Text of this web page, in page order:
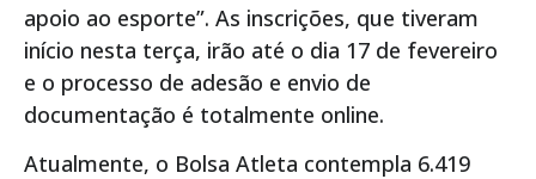
apoio ao esporte”. As inscrições, que tiveram
início nesta terça, irão até o dia 17 de fevereiro
e o processo de adesão e envio de
documentação é totalmente online.
Atualmente, o Bolsa Atleta contempla 6.419